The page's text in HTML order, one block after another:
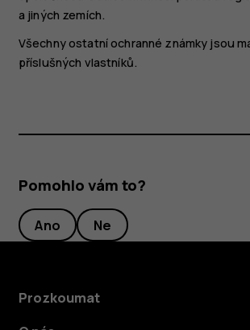
a jiných zemích.
Všechny ostatní ochranné známky jsou
příslušných vlastníků.
Pomohlo vám to?
Ano Ne
Prozkoumat